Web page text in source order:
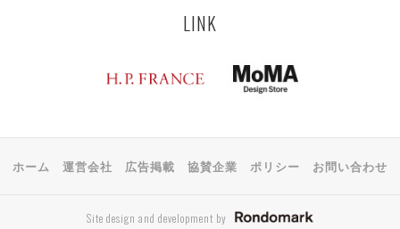
LINK
ホーム 運営会社 広告掲載 協賛企業 ポリシー お問い合わせ
Site design and development by